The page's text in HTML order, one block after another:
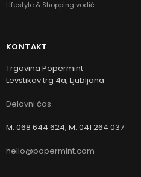
Lifestyle & Shopping vodič
KONTAKT
Trgovina Popermint
Levstikov trg 4a, Ljubljana
Delovni čas
M: 068 644 624, M: 041 264 037
hello@popermint.com